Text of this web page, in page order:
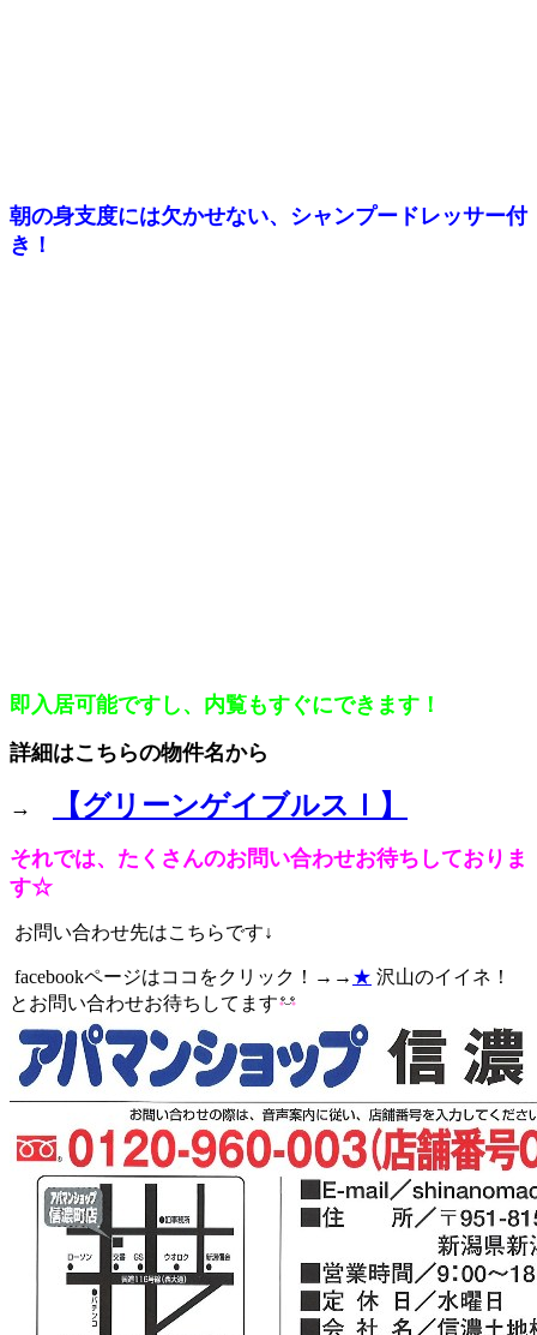
朝の身支度には欠かせない、シャンプードレッサー付
き！
即入居可能ですし、内覧もすぐにできます！
詳細はこちらの物件名から
→ 【グリーンゲイブルスⅠ】
それでは、たくさんのお問い合わせお待ちしておりま
す☆
お問い合わせ先はこちらです↓
facebookページはココをクリック！→→ ★ 沢山のイイネ！
とお問い合わせお待ちしてます